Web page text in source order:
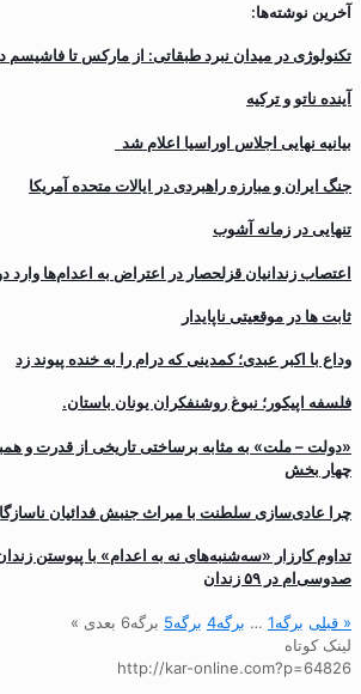
آخرین نوشته‌ها:
تکنولوژی در میدان نبرد طبقاتی: از مارکس تا فاشیسم
آینده ناتو و ترکیه
بیانیه نهایی اجلاس اوراسیا اعلام شد
جنگ ایران و مبارزه راهبردی در ایالات متحده آمریکا
تنهایی در زمانه آشوب
اعتصاب زندانیان قزلحصار در اعتراض به اعدام‌ها وارد
ثابت ها در موقعیتی ناپایدار
وداع با اکبر عبدی؛ کمدینی که درام را به خنده پیوند زد
فلسفه اپیکور؛ نبوغ روشنفکران یونان باستان.
«دولت – ملت» به مثابه برساختی تاریخی از قدرت و
چهار بخش
چرا عادی‌سازی سلطنت با میراث جنبش فدائیان
تداوم کارزار «سه‌شنبه‌های نه به اعدام» با پیوستن
صدوسی‌ام در ۵۹ زندان
« قبلی برگه1
… برگه4 برگه5 برگه6 بعدی »
لینک کوتاه
http://kar-online.com?p=64826